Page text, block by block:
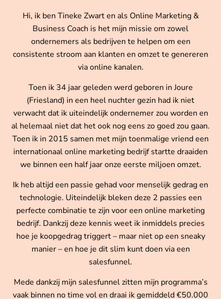
Hi, ik ben Tineke Zwart en als Online Marketing &
Business Coach is het mijn missie om zowel
ondernemers als bedrijven te helpen om een
consistente stroom aan klanten en omzet te genereren
via online kanalen.
Toen ik 34 jaar geleden werd geboren in Joure
(Friesland) in een heel nuchter gezin had ik niet
verwacht dat ik uiteindelijk ondernemer zou worden en
al helemaal niet dat het ook nog eens zo goed zou gaan.
Toen ik in 2015 samen met mijn toenmalige vriend een
internationaal online marketing bedrijf startte draaiden
we binnen een half jaar onze eerste miljoen omzet.
Ik heb altijd een passie gehad voor menselijk gedrag en
technologie. Uiteindelijk bleken deze 2 passies een
perfecte combinatie te zijn voor een online marketing
bedrijf. Dankzij deze kennis weet ik inmiddels precies
hoe je koopgedrag triggert – maar niet op een sneaky
manier – en hoe je dit slim kunt doen via een
salesfunnel.
Mede dankzij mijn salesfunnel zitten mijn programma’s
vaak binnen no time vol en draai ik gemiddeld €50.000